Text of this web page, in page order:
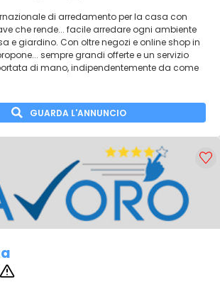
di arredamento per la casa con
che rende... facile arredare ogni ambiente
e giardino. Con oltre negozi e online shop in
sempre grandi offerte e un servizio
di mano, indipendentemente da come
GUARDA L'ANNUNCIO